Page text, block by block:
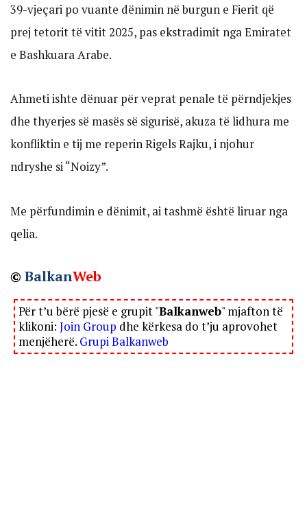
39-vjeçari po vuante dënimin në burgun e Fierit që
prej tetorit të vitit 2025, pas ekstradimit nga Emiratet
e Bashkuara Arabe.
Ahmeti ishte dënuar për veprat penale të përndjekjes
dhe thyerjes së masës së sigurisë, akuza të lidhura me
konfliktin e tij me reperin Rigels Rajku, i njohur
ndryshe si “Noizy”.
Me përfundimin e dënimit, ai tashmë është liruar nga
qelia.
© BalkanWeb
Për t’u bërë pjesë e grupit "Balkanweb" mjafton të
klikoni: Join Group dhe kërkesa do t’ju aprovohet
menjëherë. Grupi Balkanweb